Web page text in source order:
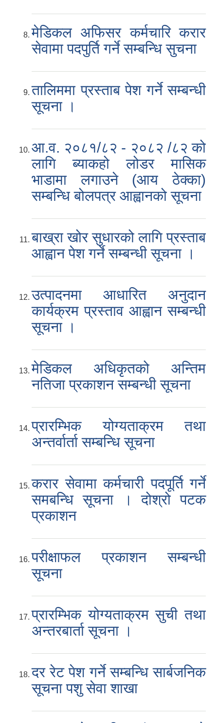
मेडिकल अफिसर कर्मचारि करार
सेवामा पदपुर्ति गर्ने सम्बन्धि सुचना
तालिममा प्रस्ताब पेश गर्ने सम्बन्धी
सूचना ।
आ.व. २०८१/८२ - २०८२ /८२ को
लागि ब्याकहो लोडर मासिक
भाडामा लगाउने (आय ठेक्का)
सम्बन्धि बोलपत्र आह्वानको सूचना
बाख्रा खोर सुधारको लागि प्रस्ताब
आह्वान पेश गर्ने सम्बन्धी सूचना ।
उत्पादनमा आधारित अनुदान
कार्यक्रम प्रस्ताव आह्वान सम्बन्धी
सूचना ।
मेडिकल अधिकृतको अन्तिम
नतिजा प्रकाशन सम्बन्धी सूचना
प्रारम्भिक योग्यताक्रम तथा
अन्तर्वार्ता सम्बन्धि सूचना
करार सेवामा कर्मचारी पदपूर्ति गर्ने
समबन्धि सूचना । दोश्रो पटक
प्रकाशन
परीक्षाफल प्रकाशन सम्बन्धी
सूचना
प्रारम्भिक योग्यताक्रम सुची तथा
अन्तरबार्ता सूचना ।
दर रेट पेश गर्ने सम्बन्धि सार्बजनिक
सूचना पशु सेवा शाखा